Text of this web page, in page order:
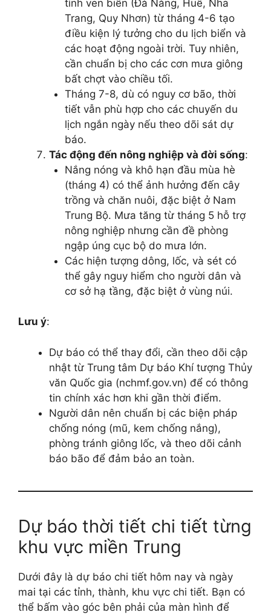
tỉnh ven biển (Đà Nẵng, Huế, Nha
Trang, Quy Nhơn) từ tháng 4-6 tạo
điều kiện lý tưởng cho du lịch biển và
các hoạt động ngoài trời. Tuy nhiên,
cần chuẩn bị cho các cơn mưa giông
bất chợt vào chiều tối.
Tháng 7-8, dù có nguy cơ bão, thời
tiết vẫn phù hợp cho các chuyến du
lịch ngắn ngày nếu theo dõi sát dự
báo.
Tác động đến nông nghiệp và đời sống:
Nắng nóng và khô hạn đầu mùa hè
(tháng 4) có thể ảnh hưởng đến cây
trồng và chăn nuôi, đặc biệt ở Nam
Trung Bộ. Mưa tăng từ tháng 5 hỗ trợ
nông nghiệp nhưng cần đề phòng
ngập úng cục bộ do mưa lớn.
Các hiện tượng dông, lốc, và sét có
thể gây nguy hiểm cho người dân và
cơ sở hạ tầng, đặc biệt ở vùng núi.
Lưu ý:
Dự báo có thể thay đổi, cần theo dõi cập
nhật từ Trung tâm Dự báo Khí tượng Thủy
văn Quốc gia (nchmf.gov.vn) để có thông
tin chính xác hơn khi gần thời điểm.
Người dân nên chuẩn bị các biện pháp
chống nóng (mũ, kem chống nắng),
phòng tránh giông lốc, và theo dõi cảnh
báo bão để đảm bảo an toàn.
Dự báo thời tiết chi tiết từng
khu vực miền Trung
Dưới đây là dự báo chi tiết hôm nay và ngày
mai tại các tỉnh, thành, khu vực chi tiết. Bạn có
thể bấm vào góc bên phải của màn hình để